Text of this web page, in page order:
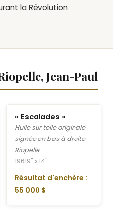
la Révolution
Jean-Paul
« Escalades »
Huile sur toile originale
signée en bas à droite
Riopelle
19619" x 14"
Résultat d'enchère :
55 000 $